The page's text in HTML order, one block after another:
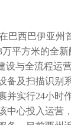
巴西巴伊亚州
平方米的全
设与全流程运
备及扫描识别
并实行24小时
中心投入运营